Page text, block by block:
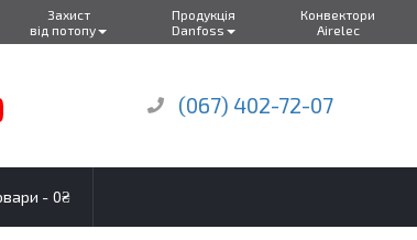
(067) 402-72-07
0₴
Захист
від потопу
Продукція
Danfoss
Конвектори
Airelec